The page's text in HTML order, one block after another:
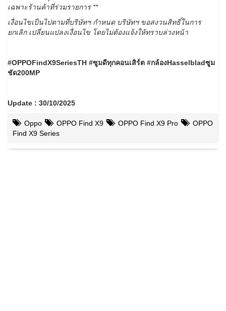
เฉพาะร้านค้าที่ร่วมรายการ **
เงื่อนไขเป็นไปตามที่บริษัทฯ กําหนด บริษัทฯ ขอสงวนสิทธิ์ในการ
ยกเลิก เปลี่ยนแปลงเงื่อนไข โดยไม่ต้องแจ้งให้ทราบล่วงหน้า
#OPPOFindX9SeriesTH #ซูมดีทุกคอนเสิร์ต #กล้องHasselbladซูม
ชัด200MP
Update : 30/10/2025
Oppo OPPO Find X9 OPPO Find X9 Pro
OPPO
Find X9 Series